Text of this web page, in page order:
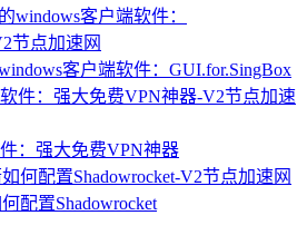
客户端软件：GUI.for.SingBox
：强大免费VPN神器
配置Shadowrocket